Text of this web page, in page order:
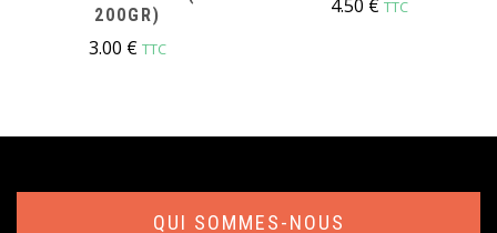
200GR)
3.00 € TTC
4.50 € TTC
QUI SOMMES-NOUS